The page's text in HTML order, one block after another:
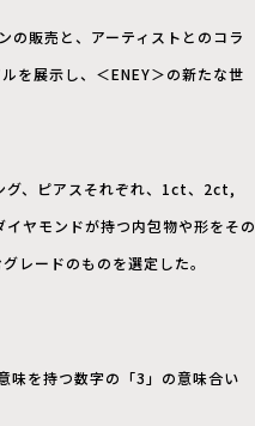
の販売と、アーティストとのコラ
を展示し、＜ENEY＞の新たな世
グ、ピアスそれぞれ、1ct、2ct,
ヤモンドが持つ内包物や形をその
レードのものを選定した。
味を持つ数字の「3」の意味合い